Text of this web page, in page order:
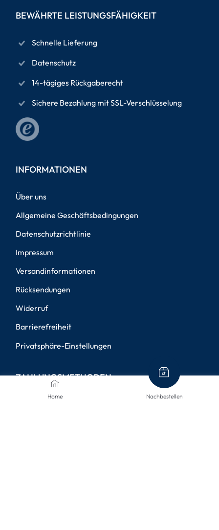
Home Nachbestellen
BEWÄHRTE LEISTUNGSFÄHIGKEIT
Schnelle Lieferung
Datenschutz
14-tägiges Rückgaberecht
Sichere Bezahlung mit SSL-Verschlüsselung
INFORMATIONEN
Über uns
Allgemeine Geschäftsbedingungen
Datenschutzrichtlinie
Impressum
Versandinformationen
Rücksendungen
Widerruf
Barrierefreiheit
Privatsphäre-Einstellungen
ZAHLUNGSMETHODEN